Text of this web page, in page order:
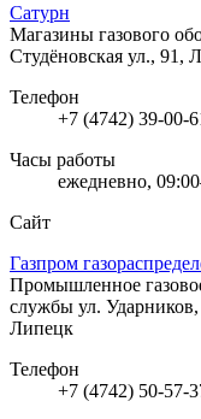
Сатурн
Магазины газового
Студёновская ул., 91,
Телефон
+7 (4742) 39-00-
Часы работы
ежедневно,
Сайт
Газпром
Промышленное
службы ул.
Липецк
Телефон
+7 (4742) 50-57-